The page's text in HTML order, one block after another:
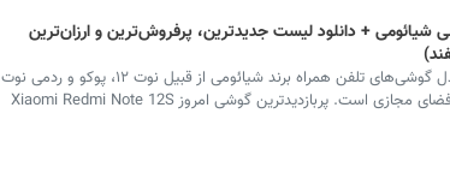
+ دانلود لیست جدیدترین، پرفروش‌ترین و ارزان‌ترین
بهترین گوشی انواع مدل گوشی‌های تلفن همراه برند شیائومی از قبیل نوت ۱۲، پوکو و ردمی نوت
۱۳ مورد توجه کاربران فضای مجازی است. پربازدیدترین گوشی امروز Xiaomi Redmi Note 12S